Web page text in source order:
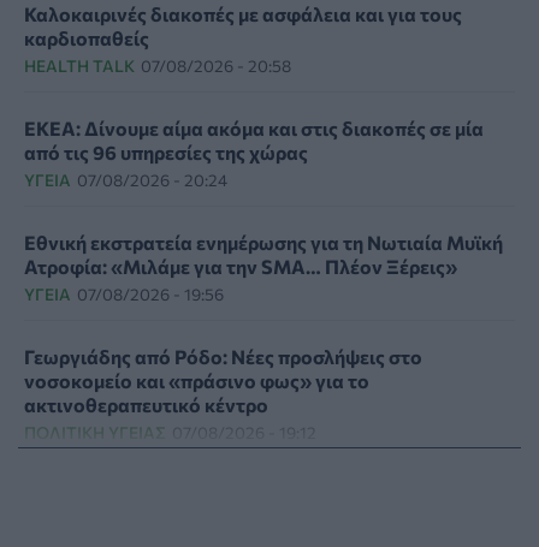
Καλοκαιρινές διακοπές με ασφάλεια και για τους
καρδιοπαθείς
HEALTH TALK 07/08/2026 - 20:58
ΕΚΕΑ: Δίνουμε αίμα ακόμα και στις διακοπές σε μία
από τις 96 υπηρεσίες της χώρας
ΥΓΕΊΑ 07/08/2026 - 20:24
Εθνική εκστρατεία ενημέρωσης για τη Νωτιαία Μυϊκή
Ατροφία: «Μιλάμε για την SMA… Πλέον Ξέρεις»
ΥΓΕΊΑ 07/08/2026 - 19:56
Γεωργιάδης από Ρόδο: Νέες προσλήψεις στο
νοσοκομείο και «πράσινο φως» για το
ακτινοθεραπευτικό κέντρο
ΠΟΛΙΤΙΚΉ ΥΓΕΊΑΣ 07/08/2026 - 19:12